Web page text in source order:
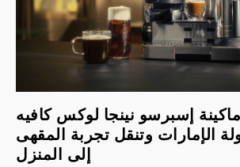
إسبرسو نينجا لوكس كافيه
الإمارات وتنقل تجربة المقهى
إلى المنزل